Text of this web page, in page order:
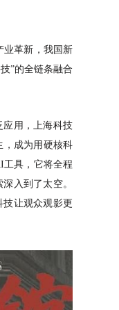
业革新，我国新
”的全链条融合
应用，上海科技
，成为用硬核科
工具，它将全程
入到了太空。
让观众观影更